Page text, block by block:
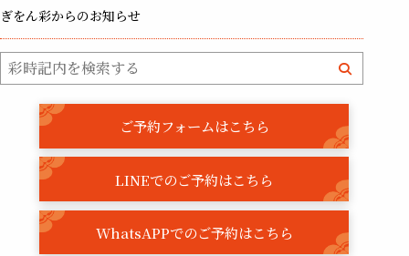
ぎをん彩からのお知らせ
ご予約フォームはこちら
LINEでのご予約はこちら
WhatsAPPでのご予約はこちら